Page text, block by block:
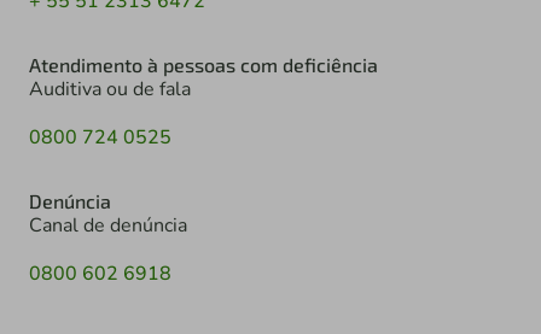
Atendimento à pessoas com deficiência
Auditiva ou de fala
0800 724 0525
Denúncia
Canal de denúncia
0800 602 6918